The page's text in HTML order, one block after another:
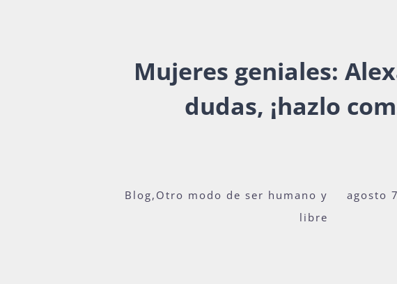
Mujeres geniales:
dudas, ¡hazlo
Blog,Otro modo de ser humano y
libre
agosto